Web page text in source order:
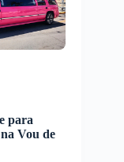
para
Vou de